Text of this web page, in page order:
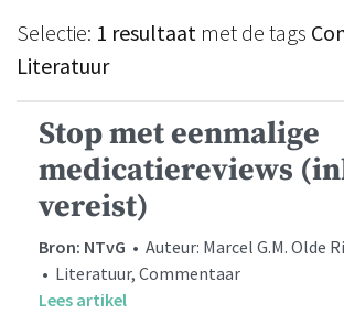
Selectie: 1 resultaat met de tags
Literatuur
Stop met eenmalige
medicatiereviews
vereist)
Bron: NTvG • Auteur: Marcel G.M. Olde
• Literatuur, Commentaar
Lees artikel